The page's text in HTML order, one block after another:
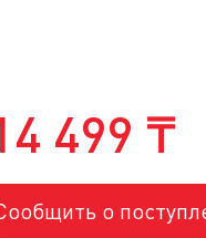
499 ₸
о